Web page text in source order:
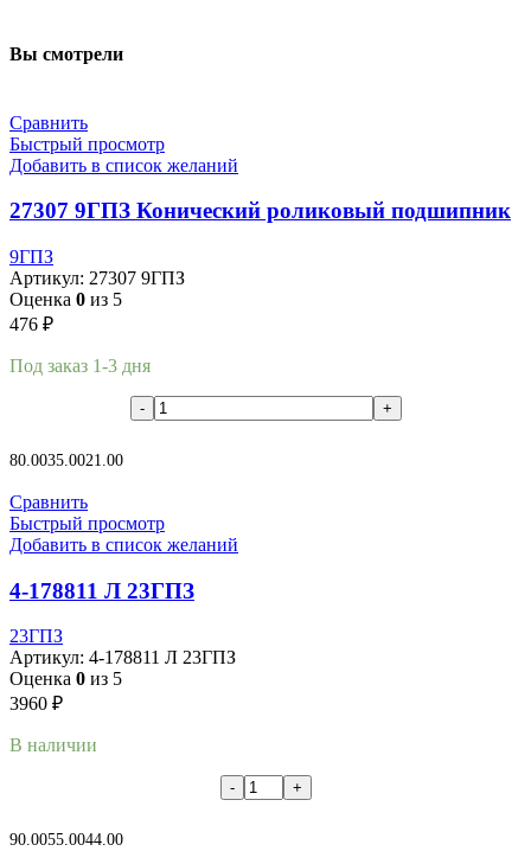
Вы смотрели
Сравнить
Быстрый просмотр
Добавить в список желаний
27307 9ГПЗ Конический роликовый подшипник
9ГПЗ
Артикул: 27307 9ГПЗ
Оценка 0 из 5
476 ₽
Под заказ 1-3 дня
80.0035.0021.00
Сравнить
Быстрый просмотр
Добавить в список желаний
4-178811 Л 23ГПЗ
23ГПЗ
Артикул: 4-178811 Л 23ГПЗ
Оценка 0 из 5
3960 ₽
В наличии
90.0055.0044.00